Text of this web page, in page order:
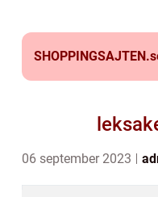
SHOPPINGSAJTEN.
06 september 2023